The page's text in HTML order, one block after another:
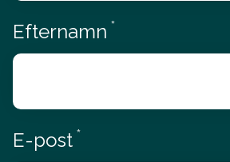
Efternamn *
E-post *